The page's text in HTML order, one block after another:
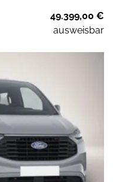
49.399,00 €
ausweisbar